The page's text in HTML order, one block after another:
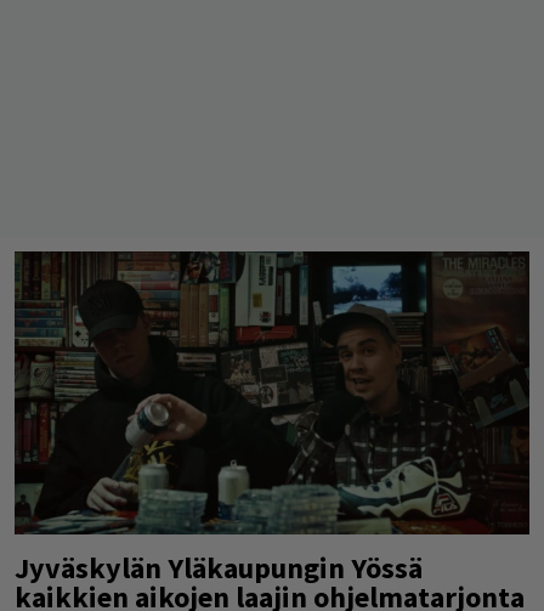
Jyväskylän Yläkaupungin Yössä
kaikkien aikojen laajin ohjelmatarjonta